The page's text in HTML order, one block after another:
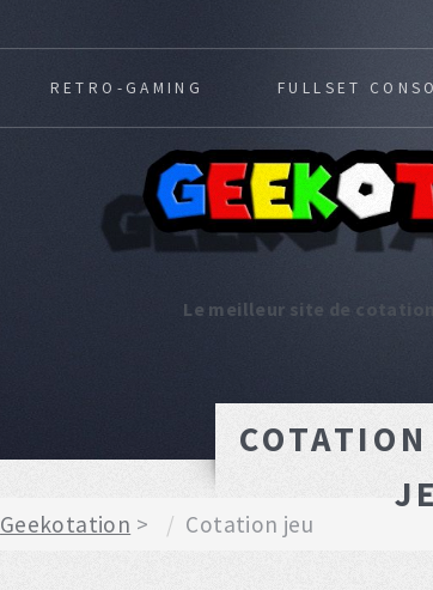
Le meilleur site de
RETRO-GAMING FULLSET
Geekotation Cotation jeu